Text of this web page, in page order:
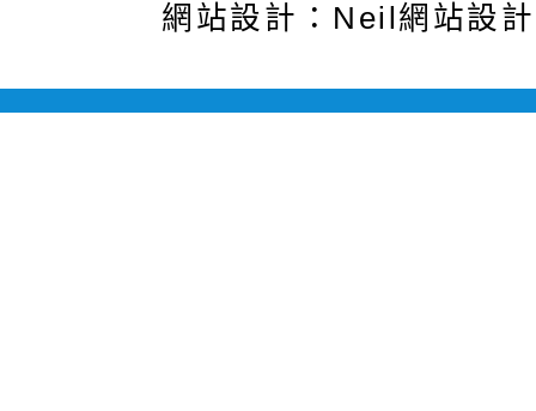
網站設計：Neil網站設